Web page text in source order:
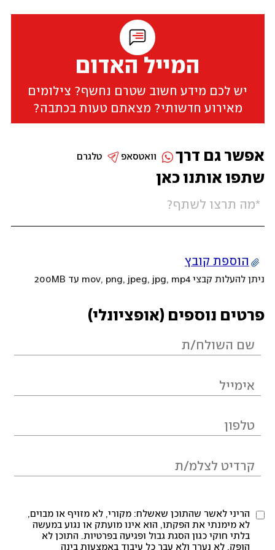
המייל האדום
יש לכם מידע חשוב שטרם נחשף? צילומים
מאירוע חדשותי? מצאתם טעות בכתבה?
שתפו אותנו כאן
הוספת קובץ
ניתן להעלות קבצי mov, png, jpeg, jpg, mp4 עד 200MB
פרטים נוספים (אופציונלי)
הריני לאשר שהתוכן שאשלח: מקורי, לא מזויף או מבוים,
לא מימנתי את הפקתו, הוא אינו מועתק או נגוע במעשה
בלתי חוקי כגון הסגת גבול ופגיעה בפרטיות. התוכן לא
הופק, לא נערך ולא עבר כל עיבוד באמצעות בינה
אפשר גם דרך טלגרם וואטסאפ